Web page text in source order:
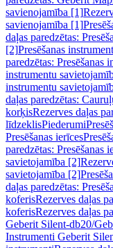
savienojamība [1]
savienojamība [1]
daļas paredzētas:
[2]Presēšanas
paredzētas:
instrumentu
instrumentu
daļas paredzētas:
korķisRezerves daļas
līdzeklisPiederumi
Presēšanas ierīces
paredzētas: Presēšanas
savietojamība [2]
savietojamība [2]
daļas paredzētas:
koferisRezerves daļas
koferisRezerves daļas
Geberit Silent-db20/
Instrumenti Geberit